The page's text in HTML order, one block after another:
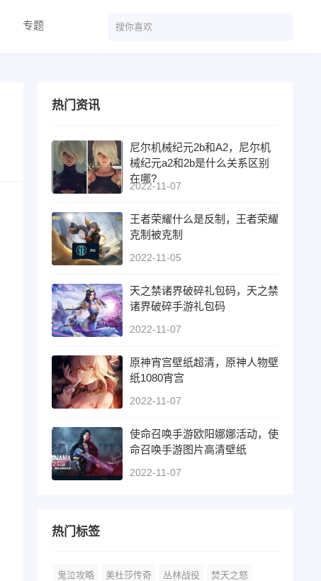
专题
热门资讯
尼尔机械纪元2b和A2，尼尔机
械纪元a2和2b是什么关系区别
在哪?
2022-11-07
王者荣耀什么是反制，王者荣耀
克制被克制
2022-11-05
天之禁诸界破碎礼包码，天之禁
诸界破碎手游礼包码
2022-11-07
原神宵宫壁纸超清，原神人物壁
纸1080宵宫
2022-11-07
使命召唤手游欧阳娜娜活动，使
命召唤手游图片高清壁纸
2022-11-07
热门标签
鬼泣攻略 美杜莎传奇 丛林战役 焚天之怒